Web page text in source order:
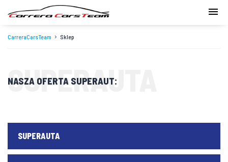
CarreraCarsTeam Sklep
SUPERAUTA
NASZA OFERTA SUPERAUT:
SUPERAUTA